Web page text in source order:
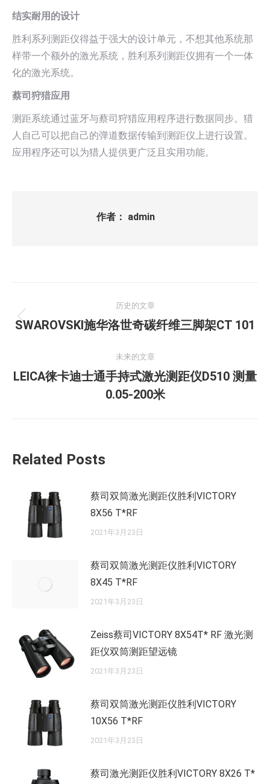
结实耐用的设计
胜利系列测距仪得益于强大的设计单元，不想其他系统那
样带一个额外的激光系统，胜利系列测距仪拥有一个一体
化的激光系统。
蔡司狩猎应用
测距系统通过蓝牙与蔡司狩猎应用程序进行数据同步。猎
人自己可以把自己的弹道数据传输到测距仪上进行设置。
应用程序还可以为猎人提供更广泛且实用功能。
作者： admin
章
航
历史的文章
历
的
文
章：
SWAROVSKI施华洛世奇碳纤维三脚架CT 101
未来的文章
未
来
LEICA徕卡迪士通手持式激光测距仪D510 测量
0.05-200米
Related Posts
蔡司双筒激光测距仪胜利VICTORY
8X56 T*RF
2021年3月23日
蔡司双筒激光测距仪胜利VICTORY
8X45 T*RF
2021年3月23日
Zeiss蔡司VICTORY 8X54T* RF 激光测
距仪双筒测距望远镜
2021年3月23日
蔡司双筒激光测距仪胜利VICTORY
10X56 T*RF
2021年3月23日
蔡司激光测距仪胜利VICTORY 8X26 T*